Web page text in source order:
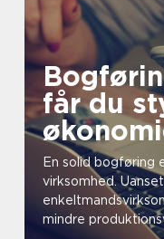
Bogføring
får du
En solid bogføring
virksomhed.
mindre